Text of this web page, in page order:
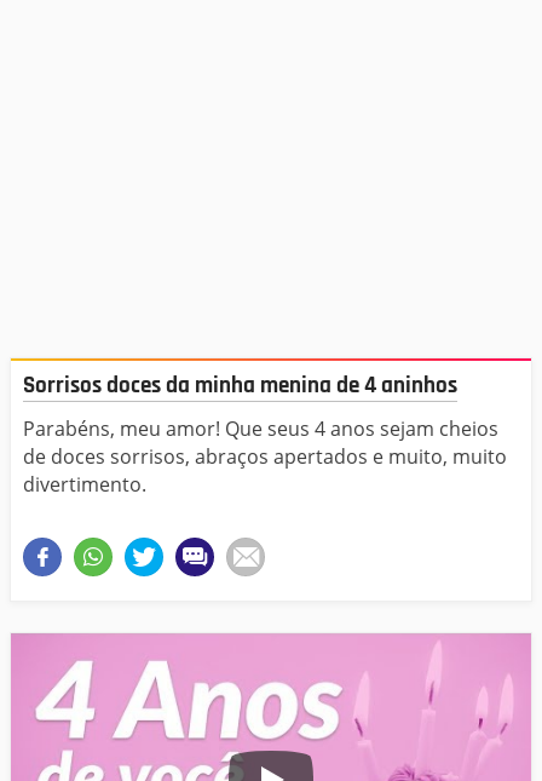
Sorrisos doces da minha menina de 4 aninhos
Parabéns, meu amor! Que seus 4 anos sejam cheios
de doces sorrisos, abraços apertados e muito, muito
divertimento.